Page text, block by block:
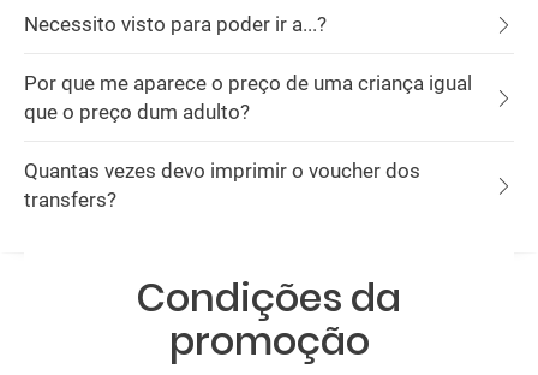
Necessito visto para poder ir a...?
Por que me aparece o preço de uma criança igual
que o preço dum adulto?
Quantas vezes devo imprimir o voucher dos
transfers?
Condições da
promoção